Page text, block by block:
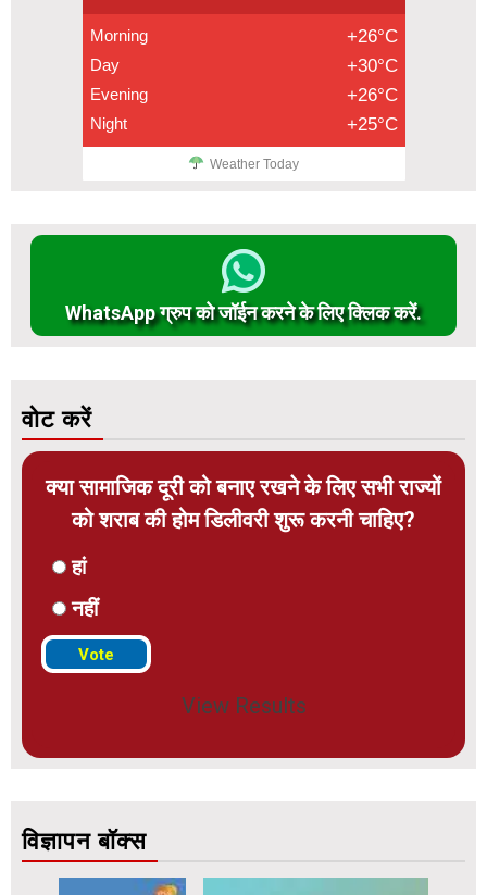
Morning +26°C
Day +30°C
Evening +26°C
Night +25°C
Weather Today
WhatsApp ग्रुप को जॉईन करने के लिए क्लिक करें.
वोट करें
क्या सामाजिक दूरी को बनाए रखने के लिए सभी राज्यों
को शराब की होम डिलीवरी शुरू करनी चाहिए?
हां
नहीं
View Results
विज्ञापन बॉक्स